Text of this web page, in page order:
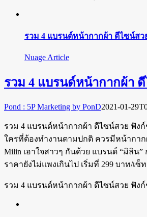
รวม 4 แบรนด์หน้ากากผ้า ดีไซน์สว
Nuage Article
รวม 4 แบรนด์หน้ากากผ้า
Pond : 5P Marketing by PonD2021-01-
รวม 4 แบรนด์หน้ากากผ้า ดีไซน์สวย ฟัง
ใครที่ต้องทำงานตามปกติ ควรมีหน้ากา
Milin เอาใจสาวๆ กันด้วย แบรนด์ “มิลิน
ราคายังไม่แพงเกินไป เริ่มที่ 299 บาท/เซ็
รวม 4 แบรนด์หน้ากากผ้า ดีไซน์สวย ฟังก์